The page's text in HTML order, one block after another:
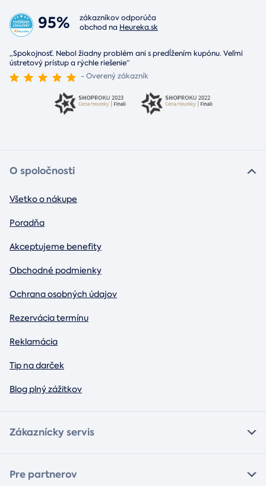
95%
zákazníkov odporúča
obchod na Heureka.sk
„Spokojnosť. Nebol žiadny problém ani s predĺžením kupónu. Veľmi
ústretový prístup a rýchle riešenie“
- Overený zákazník
O spoločnosti
Všetko o nákupe
Poradňa
Akceptujeme benefity
Obchodné podmienky
Ochrana osobných údajov
Rezervácia termínu
Reklamácia
Tip na darček
Blog plný zážitkov
Zákaznícky servis
Pre partnerov